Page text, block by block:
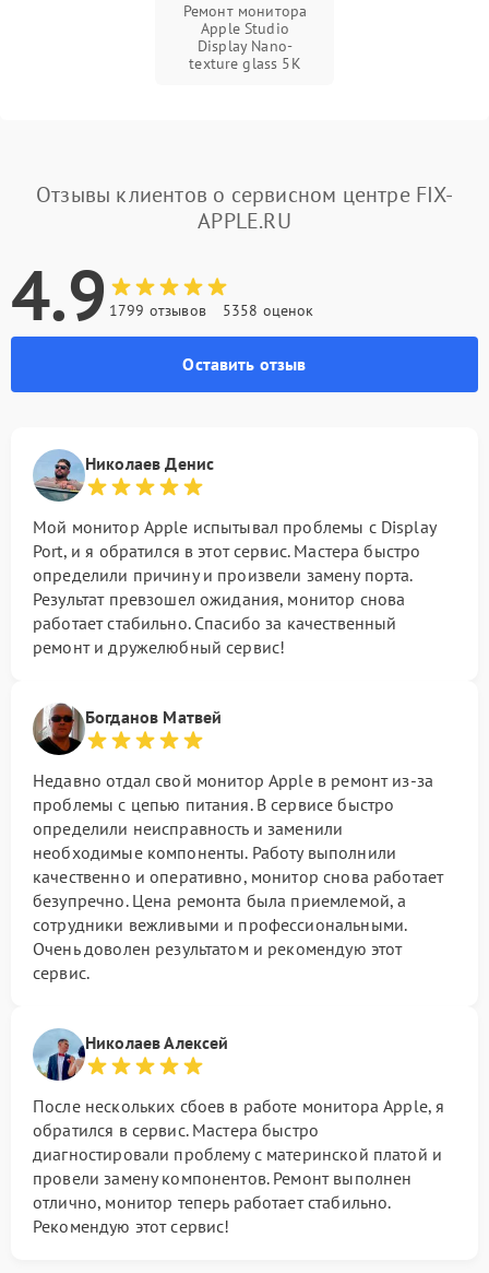
Ремонт монитора
Apple Studio
Display Nano-
texture glass 5К
Отзывы клиентов о сервисном центре FIX-
APPLE.RU
4.9 1799 отзывов 5358 оценок
Оставить отзыв
Николаев Денис
Мой монитор Apple испытывал проблемы с Display
Port, и я обратился в этот сервис. Мастера быстро
определили причину и произвели замену порта.
Результат превзошел ожидания, монитор снова
работает стабильно. Спасибо за качественный
ремонт и дружелюбный сервис!
Богданов Матвей
Недавно отдал свой монитор Apple в ремонт из-за
проблемы с цепью питания. В сервисе быстро
определили неисправность и заменили
необходимые компоненты. Работу выполнили
качественно и оперативно, монитор снова работает
безупречно. Цена ремонта была приемлемой, а
сотрудники вежливыми и профессиональными.
Очень доволен результатом и рекомендую этот
сервис.
Николаев Алексей
После нескольких сбоев в работе монитора Apple, я
обратился в сервис. Мастера быстро
диагностировали проблему с материнской платой и
провели замену компонентов. Ремонт выполнен
отлично, монитор теперь работает стабильно.
Рекомендую этот сервис!